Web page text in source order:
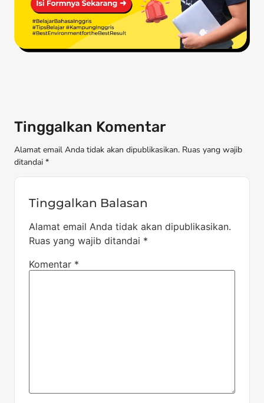
Tinggalkan Komentar
Alamat email Anda tidak akan dipublikasikan. Ruas yang wajib
ditandai *
Tinggalkan Balasan
Alamat email Anda tidak akan dipublikasikan.
Ruas yang wajib ditandai *
Komentar *